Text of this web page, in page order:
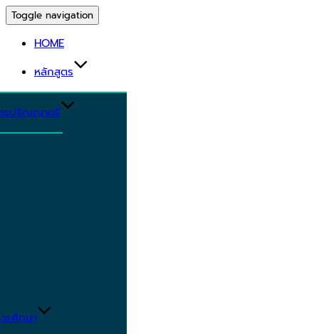
Toggle navigation
HOME
หลักสูตร
รปริญญาตรี
รศึกษา